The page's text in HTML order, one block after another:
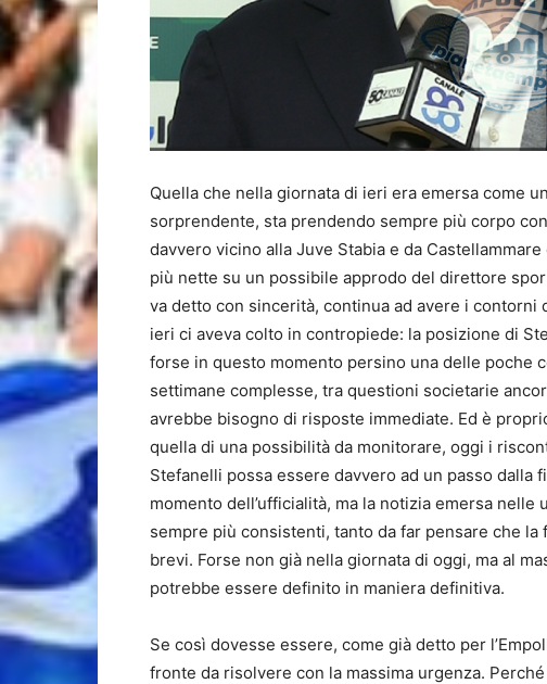
Quella che nella giornata di ieri era emersa come
sorprendente, sta prendendo sempre più corpo
davvero vicino alla Juve Stabia e da
più nette su un possibile approdo del direttore
va detto con sincerità, continua ad avere i
ieri ci aveva colto in contropiede: la posizione di
forse in questo momento persino una delle poche
settimane complesse, tra questioni societarie
avrebbe bisogno di risposte immediate. Ed è
quella di una possibilità da monitorare, oggi i
Stefanelli possa essere davvero ad un passo dalla
momento dell’ufficialità, ma la notizia emersa
sempre più consistenti, tanto da far pensare che
brevi. Forse non già nella giornata di oggi, ma al
potrebbe essere definito in maniera definitiva.
Se così dovesse essere, come già detto per
fronte da risolvere con la massima urgenza.